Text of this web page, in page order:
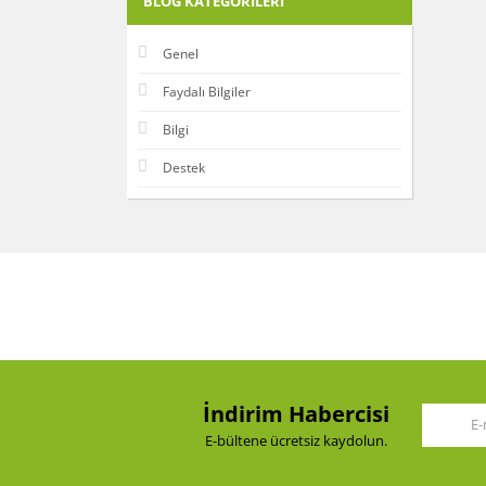
Genel
Faydalı Bilgiler
Bilgi
Destek
İndirim Habercisi
E-bültene ücretsiz kaydolun.